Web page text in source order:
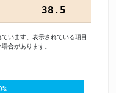
38.5
います。表示されている項目
合があります。